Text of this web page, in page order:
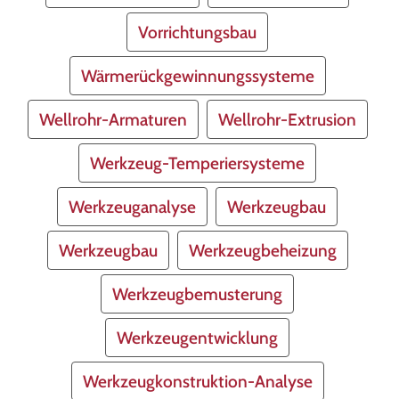
Vorrichtungsbau
Wärmerückgewinnungssysteme
Wellrohr-Armaturen Wellrohr-Extrusion
Werkzeug-Temperiersysteme
Werkzeuganalyse Werkzeugbau
Werkzeugbau Werkzeugbeheizung
Werkzeugbemusterung
Werkzeugentwicklung
Werkzeugkonstruktion-Analyse